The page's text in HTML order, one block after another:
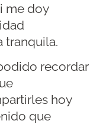
me doy
tranquila.
recordar
hoy
que